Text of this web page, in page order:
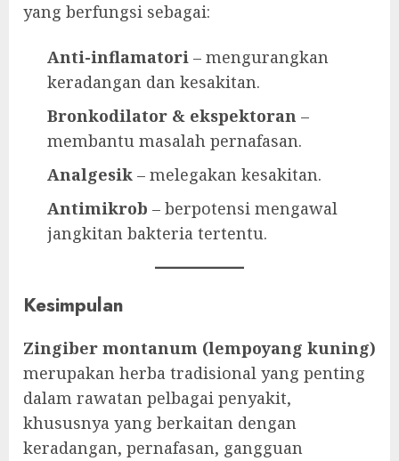
yang berfungsi sebagai:
Anti-inflamatori – mengurangkan
keradangan dan kesakitan.
Bronkodilator & ekspektoran –
membantu masalah pernafasan.
Analgesik – melegakan kesakitan.
Antimikrob – berpotensi mengawal
jangkitan bakteria tertentu.
Kesimpulan
Zingiber montanum (lempoyang kuning)
merupakan herba tradisional yang penting
dalam rawatan pelbagai penyakit,
khususnya yang berkaitan dengan
keradangan, pernafasan, gangguan